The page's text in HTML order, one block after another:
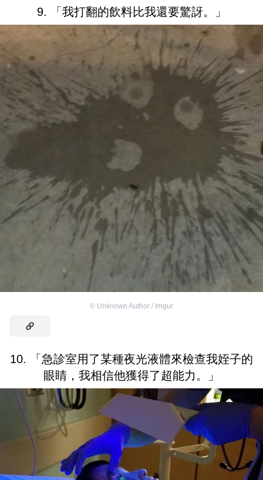
9. 「我打翻的飲料比我還要驚訝。」
© Unknown Author / Imgur
10. 「急診室用了某種夜光液體來檢查我姪子的
眼睛，我相信他獲得了超能力。」